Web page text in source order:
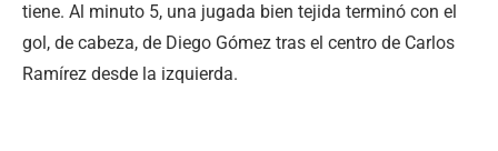
tiene. Al minuto 5, una jugada bien tejida terminó con el
gol, de cabeza, de Diego Gómez tras el centro de Carlos
Ramírez desde la izquierda.